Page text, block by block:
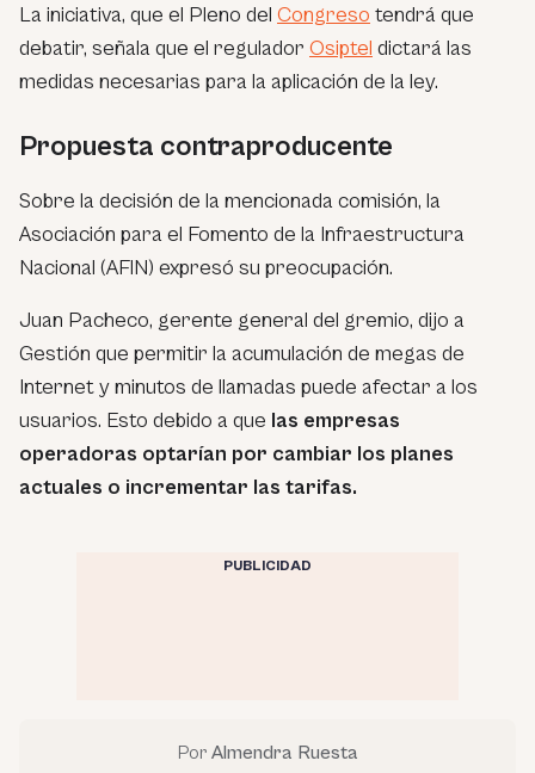
La iniciativa, que el Pleno del Congreso tendrá que
debatir, señala que el regulador Osiptel dictará las
medidas necesarias para la aplicación de la ley.
Propuesta contraproducente
Sobre la decisión de la mencionada comisión, la
Asociación para el Fomento de la Infraestructura
Nacional (AFIN) expresó su preocupación.
Juan Pacheco, gerente general del gremio, dijo a
Gestión que permitir la acumulación de megas de
Internet y minutos de llamadas puede afectar a los
usuarios. Esto debido a que las empresas
operadoras optarían por cambiar los planes
actuales o incrementar las tarifas.
PUBLICIDAD
Por Almendra Ruesta